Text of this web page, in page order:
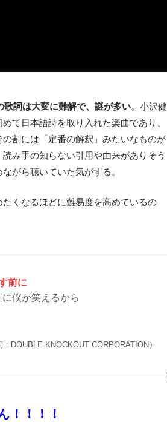
歌詞は大変に難解で、謎が多い。小沢健
て日本語詩を取り入れた楽曲であり、
割には「定番の解釈」みたいなものが
み手の知らない引用や由来がありそう
がら聴いていた気がする。
くなるほどに難易度を高めているの
前に
僕が笑えるから
DOUBLE KNOCKOUT CORPORATION）
！！！